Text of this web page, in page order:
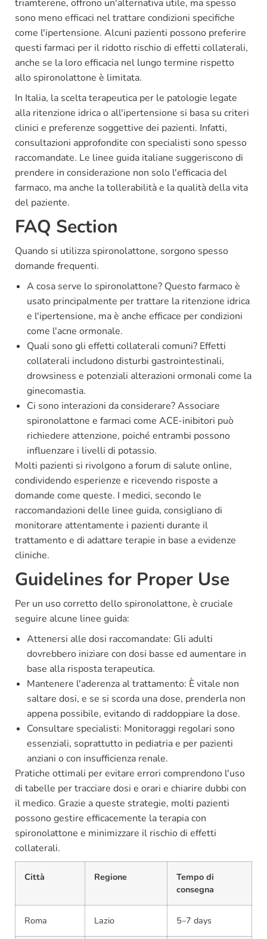
triamterene, offrono un'alternativa utile, ma spesso
sono meno efficaci nel trattare condizioni specifiche
come l'ipertensione. Alcuni pazienti possono preferire
questi farmaci per il ridotto rischio di effetti collaterali,
anche se la loro efficacia nel lungo termine rispetto
allo spironolattone è limitata.
In Italia, la scelta terapeutica per le patologie legate
alla ritenzione idrica o all'ipertensione si basa su criteri
clinici e preferenze soggettive dei pazienti. Infatti,
consultazioni approfondite con specialisti sono spesso
raccomandate. Le linee guida italiane suggeriscono di
prendere in considerazione non solo l'efficacia del
farmaco, ma anche la tollerabilità e la qualità della vita
del paziente.
FAQ Section
Quando si utilizza spironolattone, sorgono spesso
domande frequenti.
A cosa serve lo spironolattone? Questo farmaco è
usato principalmente per trattare la ritenzione idrica
e l'ipertensione, ma è anche efficace per condizioni
come l'acne ormonale.
Quali sono gli effetti collaterali comuni? Effetti
collaterali includono disturbi gastrointestinali,
drowsiness e potenziali alterazioni ormonali come la
ginecomastia.
Ci sono interazioni da considerare? Associare
spironolattone e farmaci come ACE-inibitori può
richiedere attenzione, poiché entrambi possono
influenzare i livelli di potassio.
Molti pazienti si rivolgono a forum di salute online,
condividendo esperienze e ricevendo risposte a
domande come queste. I medici, secondo le
raccomandazioni delle linee guida, consigliano di
monitorare attentamente i pazienti durante il
trattamento e di adattare terapie in base a evidenze
cliniche.
Guidelines for Proper Use
Per un uso corretto dello spironolattone, è cruciale
seguire alcune linee guida:
Attenersi alle dosi raccomandate: Gli adulti
dovrebbero iniziare con dosi basse ed aumentare in
base alla risposta terapeutica.
Mantenere l'aderenza al trattamento: È vitale non
saltare dosi, e se si scorda una dose, prenderla non
appena possibile, evitando di raddoppiare la dose.
Consultare specialisti: Monitoraggi regolari sono
essenziali, soprattutto in pediatria e per pazienti
anziani o con insufficienza renale.
Pratiche ottimali per evitare errori comprendono l'uso
di tabelle per tracciare dosi e orari e chiarire dubbi con
il medico. Grazie a queste strategie, molti pazienti
possono gestire efficacemente la terapia con
spironolattone e minimizzare il rischio di effetti
collaterali.
Città Regione
Tempo di
consegna
Roma Lazio 5–7 days